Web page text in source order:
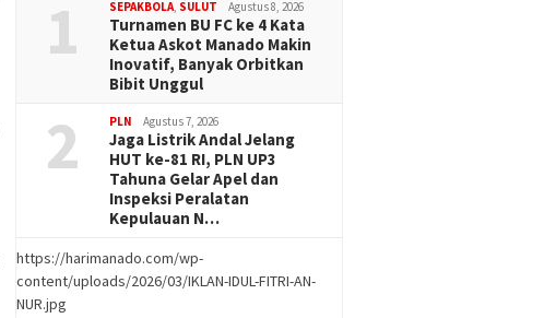
1 SEPAKBOLA, SULUT Agustus 8, 2026
Turnamen BU FC ke 4 Kata
Ketua Askot Manado Makin
Inovatif, Banyak Orbitkan
Bibit Unggul
2 PLN Agustus 7, 2026
Jaga Listrik Andal Jelang
HUT ke-81 RI, PLN UP3
Tahuna Gelar Apel dan
Inspeksi Peralatan
Kepulauan N…
https://harimanado.com/wp-
content/uploads/2026/03/IKLAN-IDUL-FITRI-AN-
NUR.jpg